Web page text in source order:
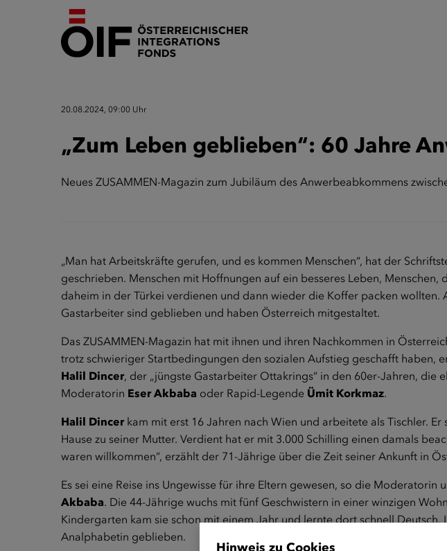
20.08.2024, 09:00 Uhr
„Zum Leben geblieben“: 60 Jahre
Neues ZUSAMMEN-Magazin zum Jubiläum des Anwerbeabkommens
„Man hat Arbeitskräfte gerufen, und es kommen Menschen“, hat der
geschrieben. Menschen mit Hoffnungen auf ein besseres Leben, Menschen,
daheim in der Türkei verdienen und dann wieder die Koffer packen wollten.
Gastarbeiter sind geblieben und haben Österreich mitgestaltet.
Das ZUSAMMEN-Magazin hat mit ihnen und ihren Nachkommen in
trotz schwieriger Startbedingungen den sozialen Aufstieg geschafft haben,
Halil Dincer, der „jüngste Gastarbeiter Ottakrings“ in den 60er-Jahren, die
Moderatorin Eser Akbaba oder Rapid-Legende Ümit Korkmaz.
Halil Dincerkam mit erst 16 Jahren nach Wien und arbeitete als Tischler. Er
Hause zu seiner Mutter. Verdient hat er mit 3.000 Schilling einen damals
waren willkommen“, erzählt der 71-Jährige über die Zeit seiner Ankunft in
Es sei eine Reise ins Ungewisse für ihre Eltern gewesen, so die Moderatorin
Akbaba. Die 44-Jährige wuchs mit fünf Geschwistern in einer winzigen
Kindergarten kam sie schon mit einem Jahr und lernte dort schnell Deutsch.
Analphabetin geblieben.
Hinweis zu Cookies